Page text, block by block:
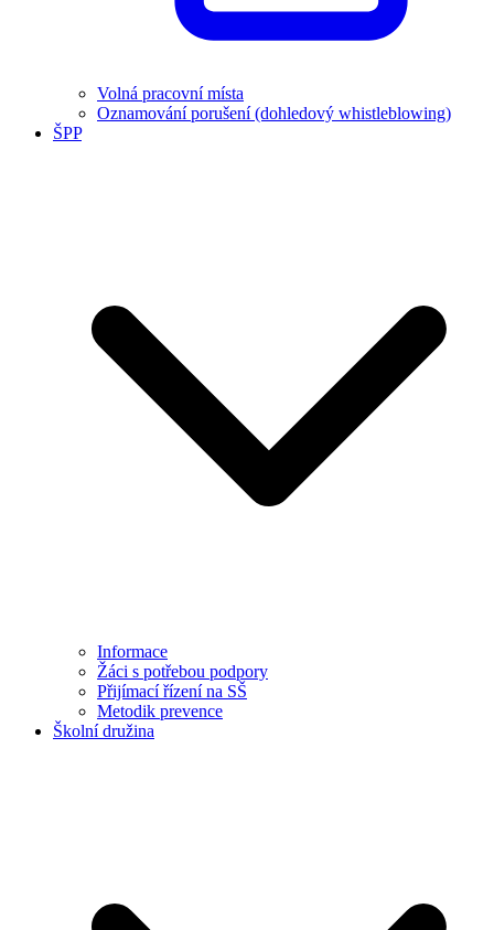
Volná pracovní místa
Oznamování porušení (dohledový whistleblowing)
ŠPP
Informace
Žáci s potřebou podpory
Přijímací řízení na SŠ
Metodik prevence
Školní družina